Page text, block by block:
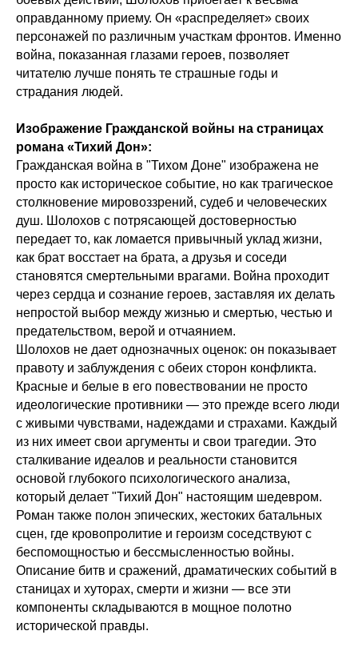
оправданному приему. Он «распределяет» своих
персонажей по различным участкам фронтов. Именно
война, показанная глазами героев, позволяет
читателю лучше понять те страшные годы и
страдания людей.
Изображение Гражданской войны на страницах
романа «Тихий Дон»:
Гражданская война в "Тихом Доне" изображена не
просто как историческое событие, но как трагическое
столкновение мировоззрений, судеб и человеческих
душ. Шолохов с потрясающей достоверностью
передает то, как ломается привычный уклад жизни,
как брат восстает на брата, а друзья и соседи
становятся смертельными врагами. Война проходит
через сердца и сознание героев, заставляя их делать
непростой выбор между жизнью и смертью, честью и
предательством, верой и отчаянием.
Шолохов не дает однозначных оценок: он показывает
правоту и заблуждения с обеих сторон конфликта.
Красные и белые в его повествовании не просто
идеологические противники — это прежде всего люди
с живыми чувствами, надеждами и страхами. Каждый
из них имеет свои аргументы и свои трагедии. Это
сталкивание идеалов и реальности становится
основой глубокого психологического анализа,
который делает "Тихий Дон" настоящим шедевром.
Роман также полон эпических, жестоких батальных
сцен, где кровопролитие и героизм соседствуют с
беспомощностью и бессмысленностью войны.
Описание битв и сражений, драматических событий в
станицах и хуторах, смерти и жизни — все эти
компоненты складываются в мощное полотно
исторической правды.